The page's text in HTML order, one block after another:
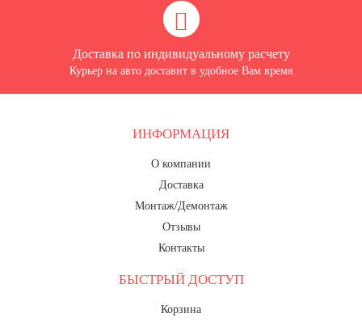
Доставка по индивидуальному расчету
Курьер на авто доставит в удобное Вам время
ИНФОРМАЦИЯ
О компании
Доставка
Монтаж/Демонтаж
Отзывы
Контакты
БЫСТРЫЙ ДОСТУП
Корзина